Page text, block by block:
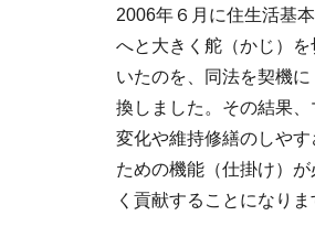
2006年６月に住生活基
へと大きく舵（かじ）
いたのを、同法を契機
換しました。その結果
変化や維持修繕のしや
ための機能（仕掛け）
く貢献することになりま